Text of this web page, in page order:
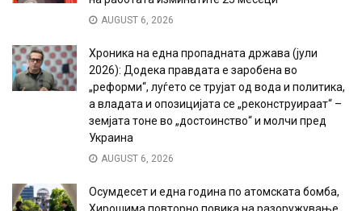
AUGUST 6, 2026
Хроника на една пропадната држава (јули
2026): Додека правдата е заробена во
„реформи“, луѓето се трујат од вода и политика,
а владата и опозицијата се „реконструираат“ –
земјата тоне во „достоинство“ и молчи пред
Украина
AUGUST 6, 2026
Осумдесет и една година по атомската бомба,
Хирошима повторно повика на разоружување